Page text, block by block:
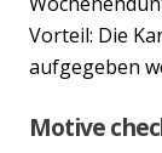
Vorteil: Die
aufgegeben
Motive